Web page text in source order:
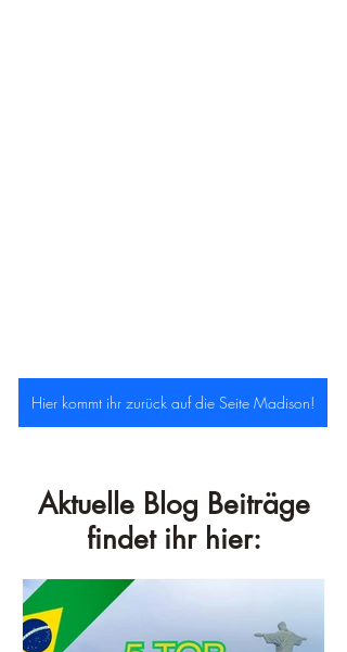
Hier kommt ihr zurück auf die Seite Madison!
Aktuelle Blog Beiträge
findet ihr hier: